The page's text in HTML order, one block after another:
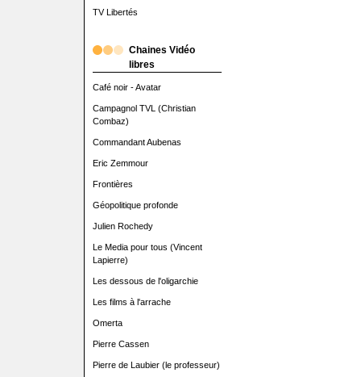
TV Libertés
Chaines Vidéo
libres
Café noir - Avatar
Campagnol TVL (Christian
Combaz)
Commandant Aubenas
Eric Zemmour
Frontières
Géopolitique profonde
Julien Rochedy
Le Media pour tous (Vincent
Lapierre)
Les dessous de l'oligarchie
Les films à l'arrache
Omerta
Pierre Cassen
Pierre de Laubier (le professeur)